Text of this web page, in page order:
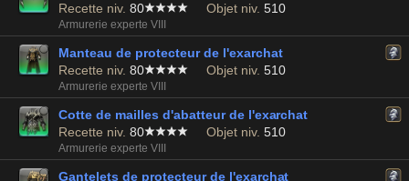
Recette niv. 80 Objet niv. 510
Armurerie experte VIII
Manteau de protecteur de l'exarchat
Recette niv. 80 Objet niv. 510
Armurerie experte VIII
Cotte de mailles d'abatteur de l'exarchat
Recette niv. 80 Objet niv. 510
Armurerie experte VIII
Gantelets de protecteur de l'exarchat